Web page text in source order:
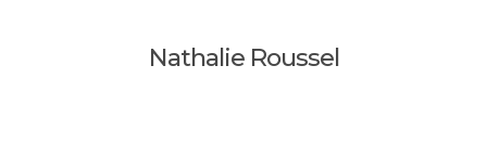
Nathalie Roussel